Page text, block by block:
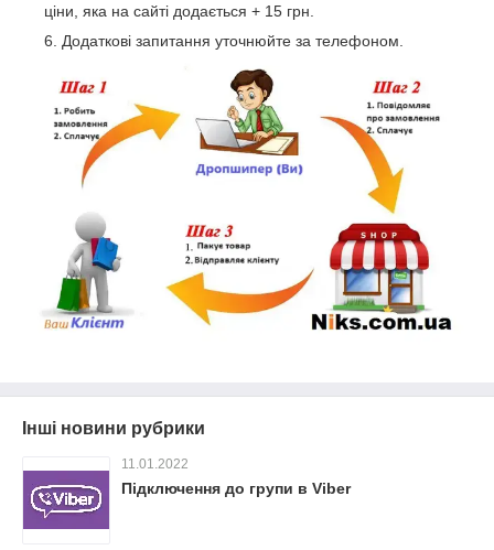
ціни, яка на сайті додається + 15 грн.
Додаткові запитання уточнюйте за телефоном.
Інші новини рубрики
11.01.2022
Підключення до групи в Viber